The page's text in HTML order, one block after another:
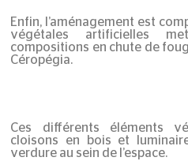
Enfin, l’aménagement est
végétales artificielles
compositions en chute de
Céropégia.
Ces différents éléments
cloisons en bois et
verdure au sein de l’espace.